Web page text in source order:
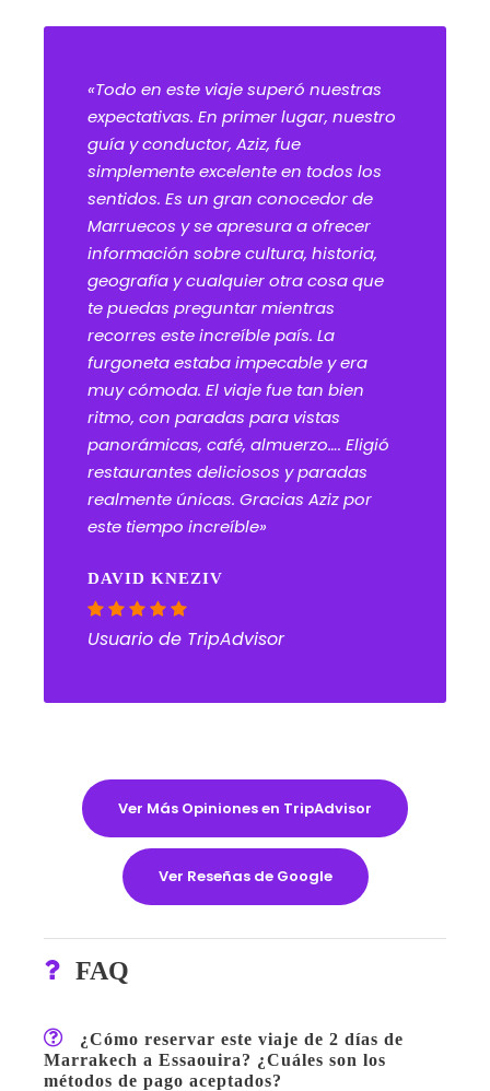
«Todo en este viaje superó nuestras
expectativas. En primer lugar, nuestro
guía y conductor, Aziz, fue
simplemente excelente en todos los
sentidos. Es un gran conocedor de
Marruecos y se apresura a ofrecer
información sobre cultura, historia,
geografía y cualquier otra cosa que
te puedas preguntar mientras
recorres este increíble país. La
furgoneta estaba impecable y era
muy cómoda. El viaje fue tan bien
ritmo, con paradas para vistas
panorámicas, café, almuerzo…. Eligió
restaurantes deliciosos y paradas
realmente únicas. Gracias Aziz por
este tiempo increíble»
DAVID KNEZIV
Usuario de TripAdvisor
Ver Más Opiniones en TripAdvisor
Ver Reseñas de Google
FAQ
¿Cómo reservar este viaje de 2 días de
Marrakech a Essaouira? ¿Cuáles son los
métodos de pago aceptados?